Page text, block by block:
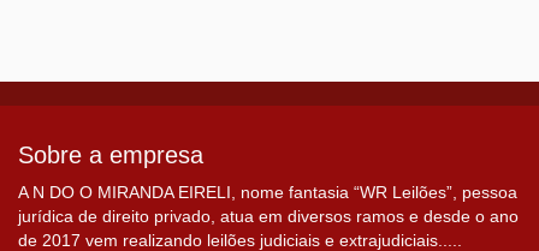
Sobre a empresa
A N DO O MIRANDA EIRELI, nome fantasia “WR Leilões”, pessoa
jurídica de direito privado, atua em diversos ramos e desde o ano
de 2017 vem realizando leilões judiciais e extrajudiciais.....